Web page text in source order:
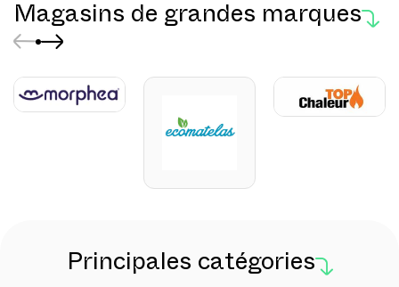
Magasins de grandes marques
Principales catégories